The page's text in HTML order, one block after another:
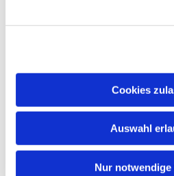
Cookies
Auswahl
Nur notwendige
Kita Zu den Heiligen